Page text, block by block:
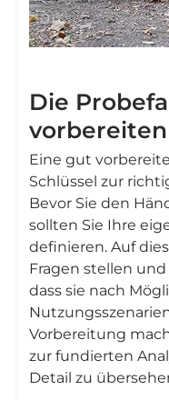
Die
vorbereiten
Eine gut
Schlüssel zur
Bevor Sie den
sollten Sie Ihre
definieren. Auf
Fragen stellen
dass sie nach
Vorbereitung
zur fundierten
Detail zu